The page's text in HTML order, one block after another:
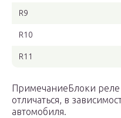
R9
R10
R11
ПримечаниеБлоки реле
отличаться, в
автомобиля.